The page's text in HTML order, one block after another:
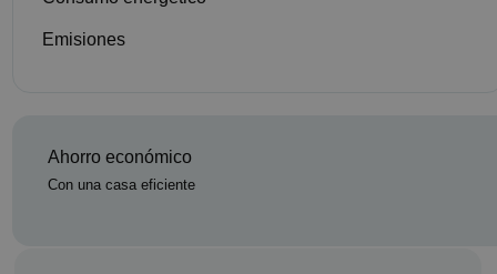
Emisiones
Ahorro económico
Con una casa eficiente